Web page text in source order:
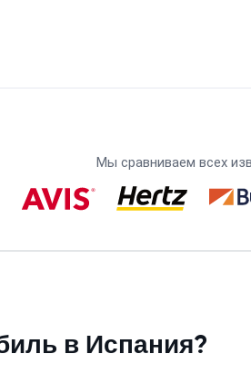
Мы сравниваем всех
в Испания?